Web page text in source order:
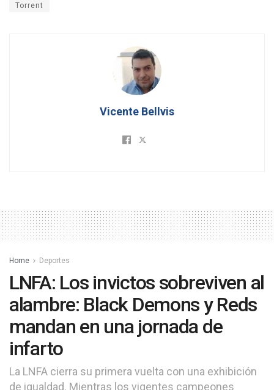
Torrent
Vicente Bellvis
Home Deportes
LNFA: Los invictos sobreviven al
alambre: Black Demons y Reds
mandan en una jornada de
infarto
La LNFA cierra su primera vuelta con una exhibición
de igualdad. Mientras los vigentes campeones